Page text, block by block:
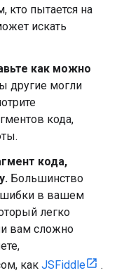
кто пытается на
искать
как можно
другие могли
кода,
кода,
Большинство
в вашем
легко
вам сложно
как JSFiddle
.